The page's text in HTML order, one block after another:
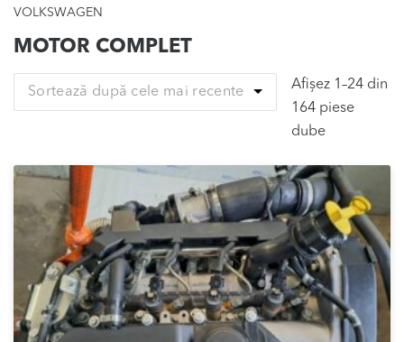
VOLKSWAGEN
MOTOR COMPLET
Sortează după cele mai recente
Afișez 1–24 din
164 piese
dubeSortat
cele
mai
recente